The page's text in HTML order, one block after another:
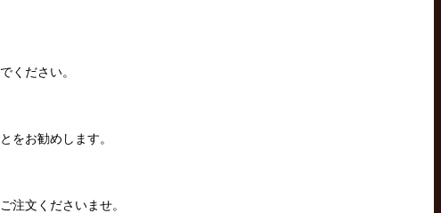
ください。
をお勧めします。
注文くださいませ。